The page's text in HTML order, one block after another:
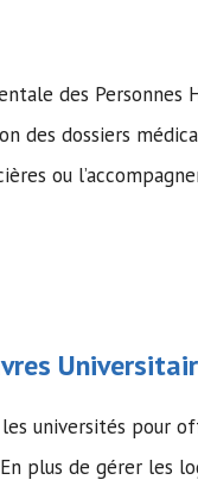
des Personnes
des dossiers
ou
universités pour
plus de gérer les